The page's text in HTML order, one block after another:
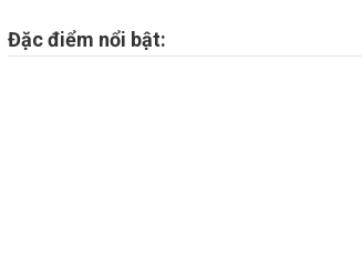
Đặc điểm nổi bật: